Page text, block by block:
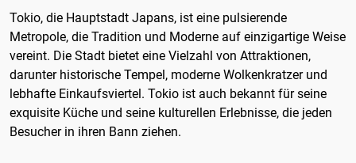
Tokio, die Hauptstadt Japans, ist eine pulsierende
Metropole, die Tradition und Moderne auf einzigartige Weise
vereint. Die Stadt bietet eine Vielzahl von Attraktionen,
darunter historische Tempel, moderne Wolkenkratzer und
lebhafte Einkaufsviertel. Tokio ist auch bekannt für seine
exquisite Küche und seine kulturellen Erlebnisse, die jeden
Besucher in ihren Bann ziehen.